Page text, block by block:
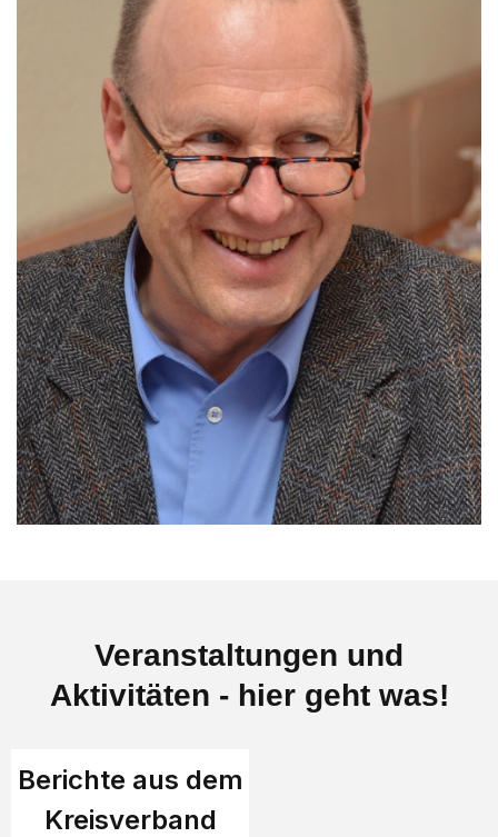
Veranstaltungen und
Aktivitäten - hier geht was!
Berichte aus dem
Kreisverband